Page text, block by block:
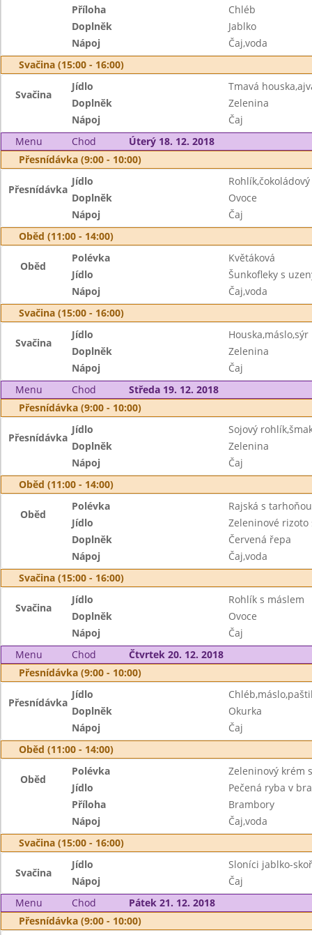
Příloha
Chléb
Doplněk
Jablko
Nápoj
Čaj,voda
Svačina (15:00 - 16:00)
Svačina
Jídlo
Tmavá
Doplněk
Zelenina
Nápoj
Čaj
Menu
Chod
Úterý 18. 12. 2018
Přesnídávka (9:00 - 10:00)
Přesnídávka
Jídlo
Doplněk
Ovoce
Nápoj
Čaj
Oběd (11:00 - 14:00)
Oběd
Polévka
Květáková
Jídlo
Šunkofleky s
Nápoj
Čaj,voda
Svačina (15:00 - 16:00)
Svačina
Jídlo
Houska,máslo,sýr
Doplněk
Zelenina
Nápoj
Čaj
Menu
Chod
Středa 19. 12. 2018
Přesnídávka (9:00 - 10:00)
Přesnídávka
Jídlo
Sojový
Doplněk
Zelenina
Nápoj
Čaj
Oběd (11:00 - 14:00)
Oběd
Polévka
Rajská s tarhoňou
Jídlo
Zeleninové rizoto
Doplněk
Červená řepa
Nápoj
Čaj,voda
Svačina (15:00 - 16:00)
Svačina
Jídlo
Rohlík s máslem
Doplněk
Ovoce
Nápoj
Čaj
Menu
Chod
Čtvrtek 20. 12. 2018
Přesnídávka (9:00 - 10:00)
Přesnídávka
Jídlo
Doplněk
Okurka
Nápoj
Čaj
Oběd (11:00 - 14:00)
Oběd
Polévka
Zeleninový krém
Jídlo
Pečená ryba v
Příloha
Brambory
Nápoj
Čaj,voda
Svačina (15:00 - 16:00)
Svačina
Jídlo
Sloníci jablko-
Nápoj
Čaj
Menu
Chod
Pátek 21. 12. 2018
Přesnídávka (9:00 - 10:00)